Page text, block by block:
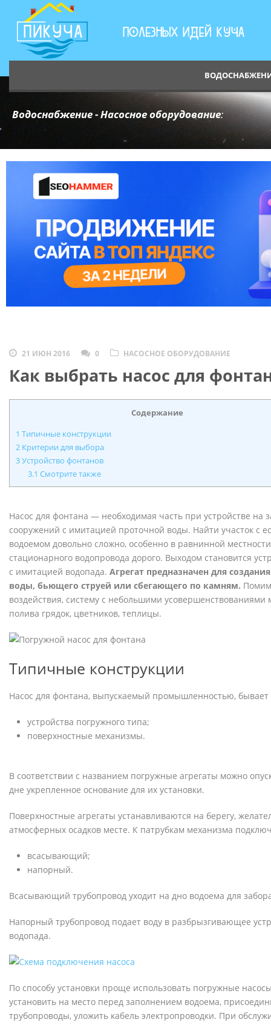
Водоснабжение - Насосное оборудование:
21 ИЮН 2016 0 НАСОСНОЕ ОБОРУДОВАНИЕ
Как выбрать насос для
Содержание
1 Типичные конструкции
2 Критерии для выбора
3Устройство фонтанов
3.1 Смотрите также
Насос для фонтана — необходимая часть при устройстве на
сооружений с имитацией проточной воды. Найти участок с
водоемом довольно сложно, особенно в равнинной
стационарного водопровода дорого. Выходом становится
с имитацией водопада. Агрегат предназначен для
воды, бьющего струей или сбегающего по камням.
воздействия, систему с небольшими усовершенствованиями
полива грядок, цветников, теплицы.
Типичные конструкции
Насос для фонтана, выпускаемый промышленностью, бывает
устройства погружного типа;
поверхностные механизмы.
В соответствии с названием погружные агрегаты можно
дне укрепленное основание для их установки.
Поверхностные агрегаты устанавливаются на берегу,
атмосферных осадков месте. К патрубкам механизма
всасывающий;
напорный.
Всасывающий трубопровод уходит на дно водоема для
Напорный трубопровод подает воду в разбрызгивающее
водопада.
По способу установки проще использовать погружные
установить на место перед заполнением водоема,
трубопроводы, уложить кабель электропроводки. При